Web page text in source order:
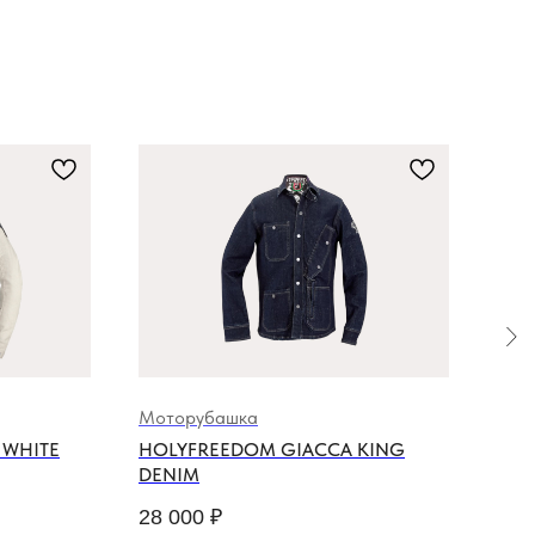
HOLYFREEDOM GIACCA KING
DENIM
Моторубашка
28 000 ₽